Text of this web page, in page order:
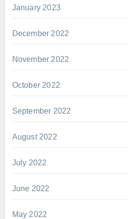
January 2023
December 2022
November 2022
October 2022
September 2022
August 2022
July 2022
June 2022
May 2022